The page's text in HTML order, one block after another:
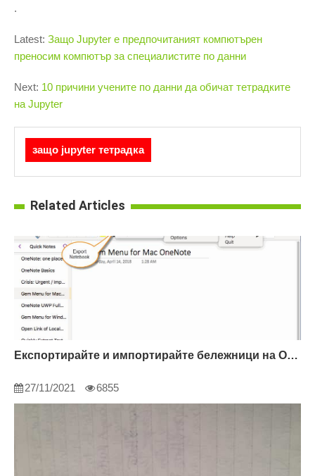
.
Latest: Защо Jupyter е предпочитаният компютърен
преносим компютър за специалистите по данни
Next: 10 причини учените по данни да обичат тетрадките
на Jupyter
защо jupyter тетрадка
Related Articles
Експортирайте и импортирайте бележници на OneNote
27/11/2021 6855